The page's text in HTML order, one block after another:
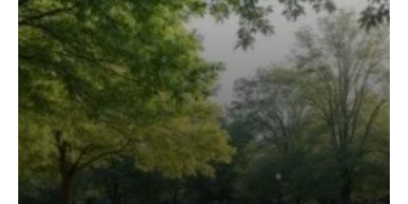
détails sur les coûts
5 août 2026